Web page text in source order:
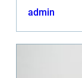
admin